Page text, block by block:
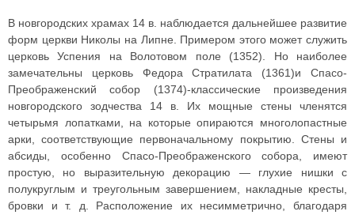
В новгородских храмах 14 в. наблюдается дальнейшее развитие
форм церкви Николы на Липне. Примером этого может служить
церковь Успения на Волотовом поле (1352). Но наиболее
замечательны церковь Федора Стратилата (1361)и Спасо-
Преображенский собор (1374)-классические произведения
новгородского зодчества 14 в. Их мощные стены членятся
четырьмя лопатками, на которые опираются многолопастные
арки, соответствующие первоначальному покрытию. Стены и
абсиды, особенно Спасо-Преображенского собора, имеют
простую, но выразительную декорацию — глухие нишки с
полукруглым и треугольным завершением, накладные кресты,
бровки и т. д. Расположение их несимметрично, благодаря